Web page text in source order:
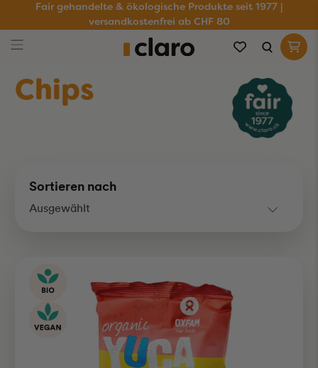
Fair gehandelte & ökologische Produkte seit 1977 |
versandkostenfrei ab CHF 80
Chips
Sortieren nach